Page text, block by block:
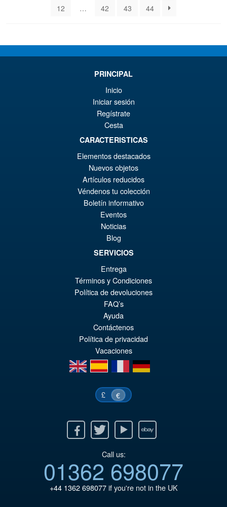
12
… 42 43 44
PRINCIPAL
Inicio
Iniciar sesión
Regístrate
Cesta
CARACTERISTICAS
Elementos destacados
Nuevos objetos
Artículos reducidos
Véndenos tu colección
Boletín informativo
Eventos
Noticias
Blog
SERVICIOS
Entrega
Términos y Condiciones
Política de devoluciones
FAQ’s
Ayuda
Contáctenos
Política de privacidad
Vacaciones
en
es fr de
£ €
Twitter Youtube Ebay
Call us:
01362 698077
+44 1362 698077if you're not in the UK